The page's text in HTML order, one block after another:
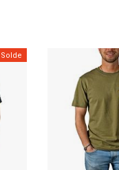
Solde